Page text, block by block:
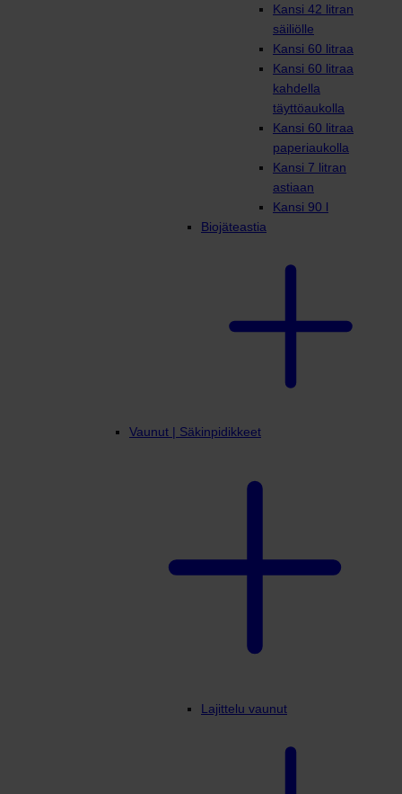
Kansi 42 litran
säiliölle
Kansi 60 litraa
Kansi 60 litraa
kahdella
täyttöaukolla
Kansi 60 litraa
paperiaukolla
Kansi 7 litran
astiaan
Kansi 90 l
Biojäteastia
Vaunut | Säkinpidikkeet
Lajittelu vaunut